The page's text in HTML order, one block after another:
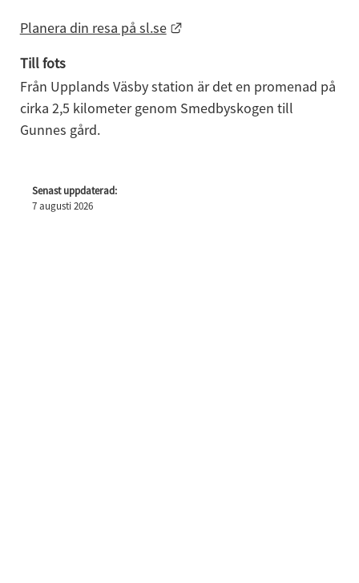
Planera din resa på sl.se
Länk till annan webbplats.
Till fots
Från Upplands Väsby station är det en promenad på
cirka 2,5 kilometer genom Smedbyskogen till
Gunnes gård.
Senast uppdaterad:
7 augusti 2026